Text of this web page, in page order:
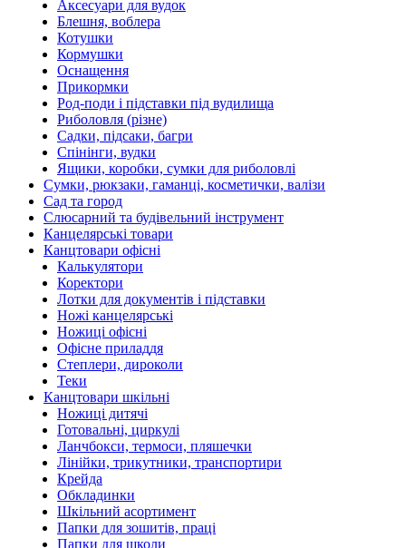
Аксесуари для вудок
Блешня, воблера
Котушки
Кормушки
Оснащення
Прикормки
Род-поди і підставки під вудилища
Риболовля (різне)
Садки, підсаки, багри
Спінінги, вудки
Ящики, коробки, сумки для риболовлі
Сумки, рюкзаки, гаманці, косметички, валізи
Сад та город
Слюсарний та будівельний інструмент
Канцелярські товари
Канцтовари офісні
Калькулятори
Коректори
Лотки для документів і підставки
Ножі канцелярські
Ножиці офісні
Офісне приладдя
Степлери, дироколи
Теки
Канцтовари шкільні
Ножиці дитячі
Готовальні, циркулі
Ланчбокси, термоси, пляшечки
Лінійки, трикутники, транспортири
Крейда
Обкладинки
Шкільний асортимент
Папки для зошитів, праці
Папки для школи